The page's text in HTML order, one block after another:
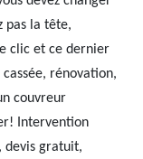
pas la tête,
clic et ce dernier
rénovation,
couvreur
Intervention
devis gratuit,